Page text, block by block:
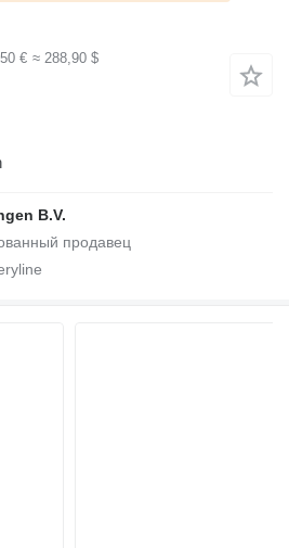
€ ≈ 288,90 $
B.V.